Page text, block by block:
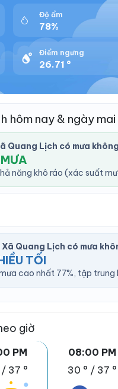
Độ ẩm
78%
Điểm ngưng
26.71 °
hôm nay & ngày
Quang Lịch có mưa
năng khô ráo (xác suất
Xã Quang Lịch có mưa
TỐI
cao nhất 77%, tập trung
giờ
PM
/ 37 °
08:00 PM
30 ° / 37 °